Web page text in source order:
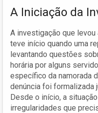
A Iniciação da
A investigação que
teve início quando uma
levantando questões
horária por alguns
específico da namorada
denúncia foi formalizada
Desde o início, a
irregularidades que